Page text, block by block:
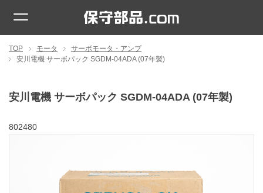
TOP モータ
サーボモータ・アンプ
安川電機 サーボパック SGDM-04ADA (07年製)
安川電機 サーボパック SGDM-04ADA (07年製)
802480